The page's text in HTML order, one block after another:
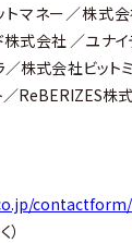
マネー／株式
式会社 ／ユナ
株式会社ビッ
／ReBERIZES株
contactform/